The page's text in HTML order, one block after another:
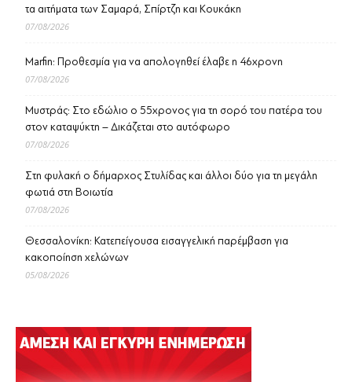
τα αιτήματα των Σαμαρά, Σπίρτζη και Κουκάκη
07/08/2026
Marfin: Προθεσμία για να απολογηθεί έλαβε η 46χρονη
07/08/2026
Μυστράς: Στο εδώλιο ο 55χρονος για τη σορό του πατέρα του
στον καταψύκτη – Δικάζεται στο αυτόφωρο
07/08/2026
Στη φυλακή ο δήμαρχος Στυλίδας και άλλοι δύο για τη μεγάλη
φωτιά στη Βοιωτία
07/08/2026
Θεσσαλονίκη: Κατεπείγουσα εισαγγελική παρέμβαση για
κακοποίηση χελώνων
05/08/2026